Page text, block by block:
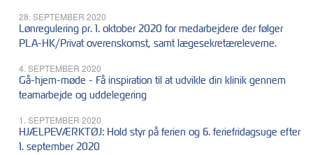
28. SEPTEMBER 2020
Lønregulering pr. 1. oktober 2020 for medarbejdere der følger
PLA-HK/Privat overenskomst, samt lægesekretæreleverne.
4. SEPTEMBER 2020
Gå-hjem-møde - Få inspiration til at udvikle din klinik gennem
teamarbejde og uddelegering
1. SEPTEMBER 2020
HJÆLPEVÆRKTØJ: Hold styr på ferien og 6. feriefridagsuge efter
1. september 2020